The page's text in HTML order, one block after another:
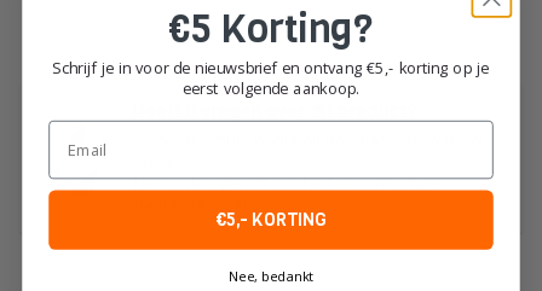
Op voorraad
Neem dan gerust contact op met onze
€5 Korting?
Schrijf je in voor de nieuwsbrief en ontvang €5,- korting op je
eerst volgende aankoop.
Email
€5,- KORTING
Nee, bedankt